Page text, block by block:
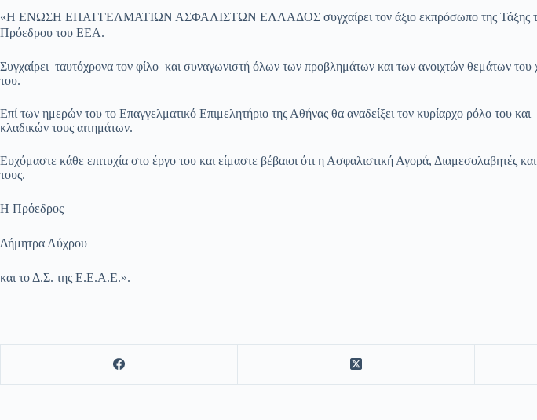
«H ΕΝΩΣΗ ΕΠΑΓΓΕΛΜΑΤΙΩΝ ΑΣΦΑΛΙΣΤΩΝ ΕΛΛΑΔΟΣ συγχαίρει τον άξιο εκπρόσωπο της Τάξης των
Πρόεδρου του ΕΕΑ.
Συγχαίρει ταυτόχρονα τον φίλο και συναγωνιστή όλων των προβλημάτων και των ανοιχτών θεμάτων
του.
Επί των ημερών του το Επαγγελματικό Επιμελητήριο της Αθήνας θα αναδείξει τον κυρίαρχο ρόλο του
κλαδικών τους αιτημάτων.
Ευχόμαστε κάθε επιτυχία στο έργο του και είμαστε βέβαιοι ότι η Ασφαλιστική Αγορά, Διαμεσολαβητές
τους.
Η Πρόεδρος
Δήμητρα Λύχρου
και το Δ.Σ. της Ε.Ε.Α.Ε.».